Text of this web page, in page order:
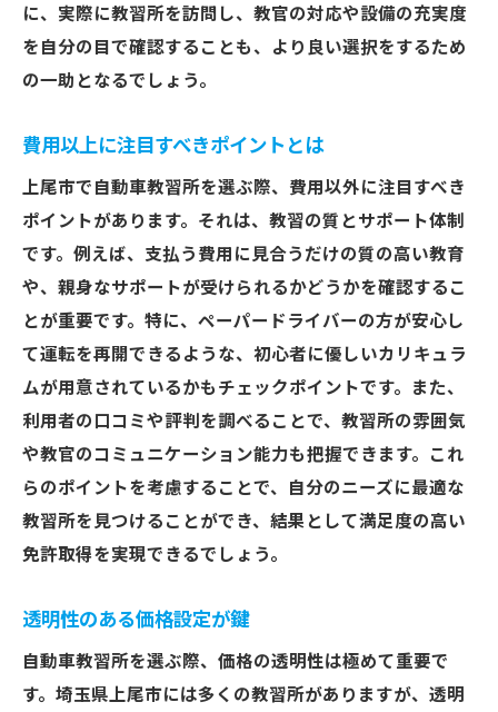
卒業生の声を参考にする
体験入学を利用して判断
質の高いサポートを提供する所を選ぶ
のポイント
追加料金の有無を確認
教材費や試験費用に注意
キャンセルポリシーを理解する
隠れたコスト削減の工夫
費用透明性の高い教習所を選ぶ
割引キャンペーンを活用して上尾市でお得に免
許取得をする方法
季節ごとのキャンペーンを見逃さない
紹介割引で得する方法
グループ申し込みのメリット
期間限定オファーの注意点
キャンペーン情報の入手方法
に、実際に教習所を訪問し、教官の対応や設備の充実度
を自分の目で確認することも、より良い選択をするため
の一助となるでしょう。
費用以上に注目すべきポイントとは
上尾市で自動車教習所を選ぶ際、費用以外に注目すべき
ポイントがあります。それは、教習の質とサポート体制
です。例えば、支払う費用に見合うだけの質の高い教育
や、親身なサポートが受けられるかどうかを確認するこ
とが重要です。特に、ペーパードライバーの方が安心し
て運転を再開できるような、初心者に優しいカリキュラ
ムが用意されているかもチェックポイントです。また、
利用者の口コミや評判を調べることで、教習所の雰囲気
や教官のコミュニケーション能力も把握できます。これ
らのポイントを考慮することで、自分のニーズに最適な
教習所を見つけることができ、結果として満足度の高い
免許取得を実現できるでしょう。
透明性のある価格設定が鍵
自動車教習所を選ぶ際、価格の透明性は極めて重要で
す。埼玉県上尾市には多くの教習所がありますが、透明